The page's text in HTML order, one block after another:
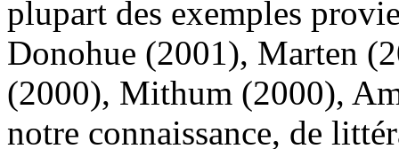
plupart des exemples
Donohue (2001), Marten
(2000), Mithum (2000),
notre connaissance, de